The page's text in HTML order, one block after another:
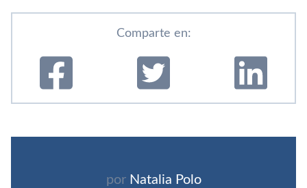
Comparte en:
por Natalia Polo